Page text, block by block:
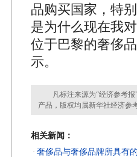
品购买国家，特
是为什么现在我
位于巴黎的奢侈
示。
凡标注来源为“经济参考报”
产品，版权均属新华社经济参
相关新闻：
· 奢侈品与奢侈品牌所具有